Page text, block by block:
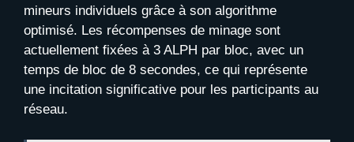
mineurs individuels grâce à son algorithme
optimisé. Les récompenses de minage sont
actuellement fixées à 3 ALPH par bloc, avec un
temps de bloc de 8 secondes, ce qui représente
une incitation significative pour les participants au
réseau.